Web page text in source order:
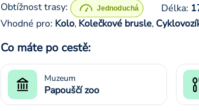
Obtížnost trasy: Délka:
Vhodné pro: Kolo, Kolečkové brusle,
Co máte po cestě:
Muzeum
Papouščí zoo